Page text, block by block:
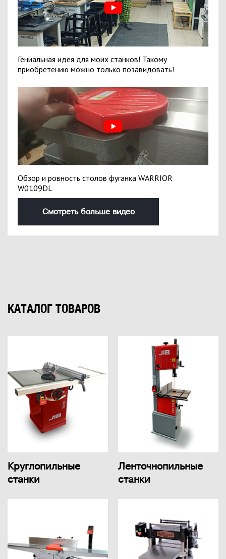
Гениальная идея для моих станков! Такому
приобретению можно только позавидовать!
Обзор и ровность столов фуганка WARRIOR
W0109DL
Смотреть больше видео
КАТАЛОГ ТОВАРОВ
Круглопильные
станки
Ленточнопильные
станки